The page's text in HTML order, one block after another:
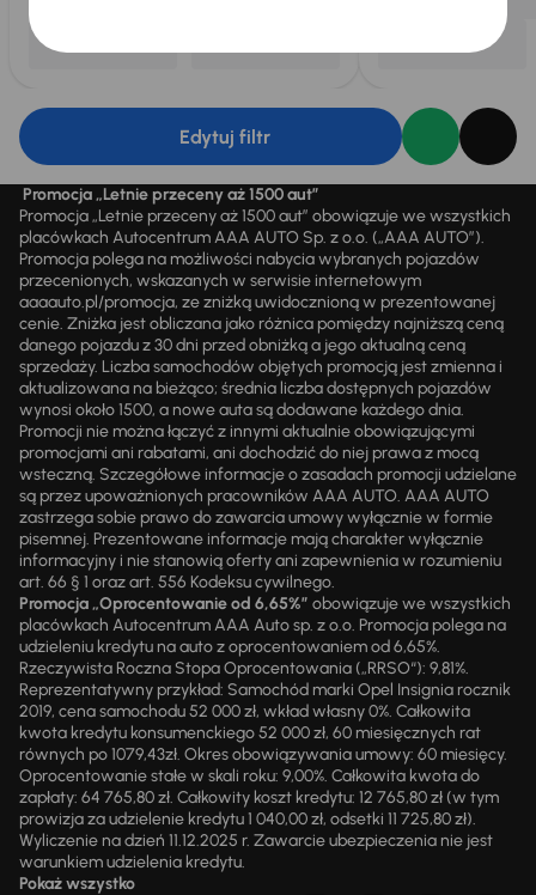
Edytuj filtr
Promocja „Letnie przeceny aż 1500 aut”
Promocja „Letnie przeceny aż 1500 aut” obowiązuje we wszystkich
placówkach Autocentrum AAA AUTO Sp. z o.o. („AAA AUTO”).
Promocja polega na możliwości nabycia wybranych pojazdów
przecenionych, wskazanych w serwisie internetowym
aaaauto.pl/promocja, ze zniżką uwidocznioną w prezentowanej
cenie. Zniżka jest obliczana jako różnica pomiędzy najniższą ceną
danego pojazdu z 30 dni przed obniżką a jego aktualną ceną
sprzedaży. Liczba samochodów objętych promocją jest zmienna i
aktualizowana na bieżąco; średnia liczba dostępnych pojazdów
wynosi około 1500, a nowe auta są dodawane każdego dnia.
Promocji nie można łączyć z innymi aktualnie obowiązującymi
promocjami ani rabatami, ani dochodzić do niej prawa z mocą
wsteczną. Szczegółowe informacje o zasadach promocji udzielane
są przez upoważnionych pracowników AAA AUTO. AAA AUTO
zastrzega sobie prawo do zawarcia umowy wyłącznie w formie
pisemnej. Prezentowane informacje mają charakter wyłącznie
informacyjny i nie stanowią oferty ani zapewnienia w rozumieniu
art. 66 § 1 oraz art. 556 Kodeksu cywilnego.
Promocja „Oprocentowanie od 6,65%” obowiązuje we wszystkich
placówkach Autocentrum AAA Auto sp. z o.o. Promocja polega na
udzieleniu kredytu na auto z oprocentowaniem od 6,65%.
Rzeczywista Roczna Stopa Oprocentowania („RRSO“): 9,81%.
Reprezentatywny przykład: Samochód marki Opel Insignia rocznik
2019, cena samochodu 52 000 zł, wkład własny 0%. Całkowita
kwota kredytu konsumenckiego 52 000 zł, 60 miesięcznych rat
równych po 1079,43zł. Okres obowiązywania umowy: 60 miesięcy.
Oprocentowanie stałe w skali roku: 9,00%. Całkowita kwota do
zapłaty: 64 765,80 zł. Całkowity koszt kredytu: 12 765,80 zł (w tym
prowizja za udzielenie kredytu 1 040,00 zł, odsetki 11 725,80 zł).
Wyliczenie na dzień 11.12.2025 r. Zawarcie ubezpieczenia nie jest
warunkiem udzielenia kredytu.
Pokaż wszystko